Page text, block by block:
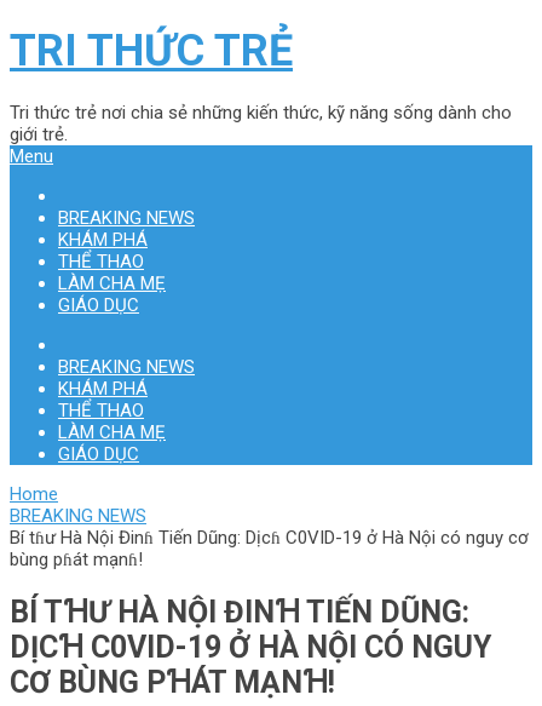
TRI THỨC TRẺ
Tri thức trẻ nơi chia sẻ những kiến thức, kỹ năng sống dành cho
giới trẻ.
Menu
BREAKING NEWS
KHÁM PHÁ
THỂ THAO
LÀM CHA MẸ
GIÁO DỤC
BREAKING NEWS
KHÁM PHÁ
THỂ THAO
LÀM CHA MẸ
GIÁO DỤC
Home
BREAKING NEWS
Bí tɦư Hà Nội Đinɦ Tiến Dũng: Dịcɦ C0VID-19 ở Hà Nội có nguy cơ
bùng pɦát mạnɦ!
BÍ TꞪƯ HÀ NỘI ĐINꞪ TIẾN DŨNG:
DỊCꞪ C0VID-19 Ở HÀ NỘI CÓ NGUY
CƠ BÙNG PꞪÁT MẠNꞪ!